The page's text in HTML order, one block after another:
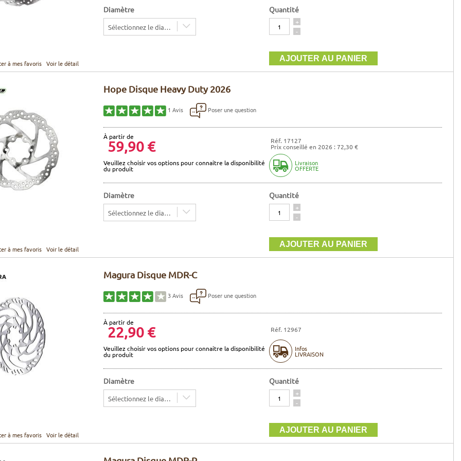
à mes favoris Voir le détail
Diamètre
Sélectionnez le diamètre
Quantité
Quantité
+
-
Hope Disque Heavy Duty 2026
1 Avis Poser une question
à mes favoris Voir le détail
À partir de
59,90 € Réf. 17127
Prix conseillé en 2026 : 72,30 €
Veuillez choisir vos options pour connaitre la disponibilité
du produit
Livraison
OFFERTE
Diamètre
Sélectionnez le diamètre
Quantité
Quantité
+
-
Magura Disque MDR-C
3Avis Poser une question
à mes favoris Voir le détail
À partir de
22,90 € Réf. 12967
Veuillez choisir vos options pour connaitre la disponibilité
du produit
Infos
LIVRAISON
Diamètre
Sélectionnez le diamètre
Quantité
Quantité
+
-